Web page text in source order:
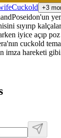
Cuckold +3
sıyırıp
iyice açıp
cuckold
imza hareketi